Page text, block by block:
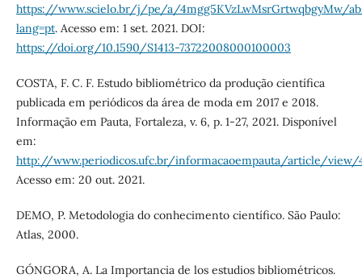
https://www.scielo.br/j/pe/a/4mgg5KVzLwMsrGrtwqbgyMw/
lang=pt. Acesso em: 1 set. 2021. DOI:
https://doi.org/10.1590/S1413-73722008000100003
COSTA, F. C. F. Estudo bibliométrico da produção científica
publicada em periódicos da área de moda em 2017 e 2018.
Informação em Pauta, Fortaleza, v. 6, p. 1-27, 2021. Disponível
em:
http://www.periodicos.ufc.br/informacaoempauta/article/view/
Acesso em: 20 out. 2021.
DEMO, P. Metodologia do conhecimento científico. São Paulo:
Atlas, 2000.
GÓNGORA, A. La Importancia de los estudios bibliométricos.